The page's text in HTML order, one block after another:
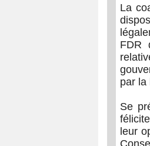
La
FDR
par la
Se
leur